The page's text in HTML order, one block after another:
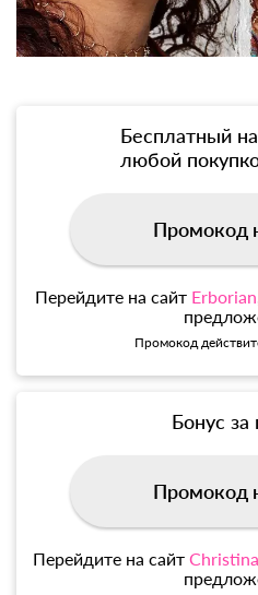
Бесплатный
любой
Промокод
Перейдите на сайт Erborian
Промокод
Бонус за
Промокод
Перейдите на сайт Christina